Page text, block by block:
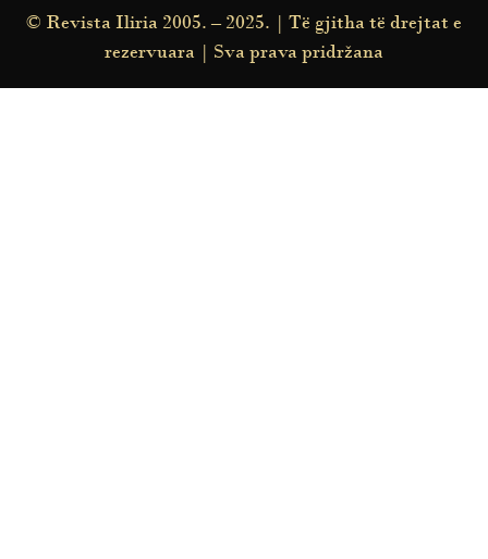
© Revista Iliria 2005. – 2025. | Të gjitha të drejtat e
rezervuara | Sva prava pridržana